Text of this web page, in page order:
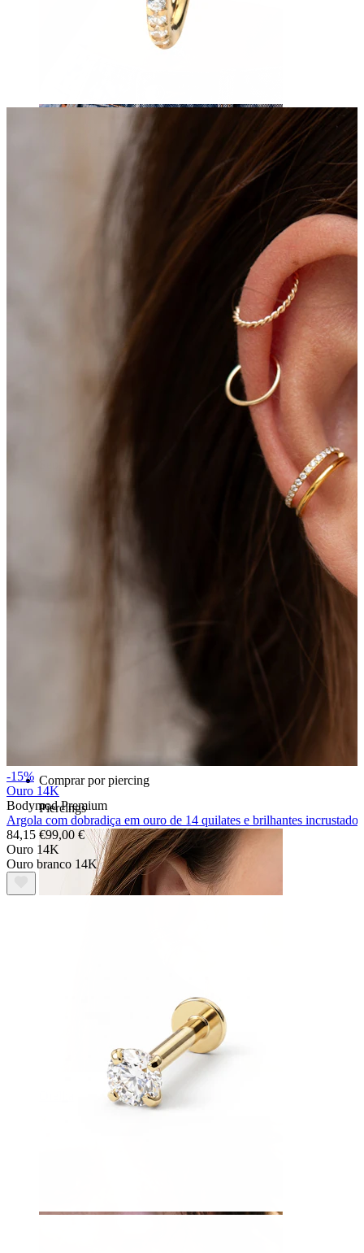
Comprar por piercing
Piercings
-15%
Ouro 14K
Bodymod Premium
Argola com dobradiça em ouro de 14 quilates e brilhantes incrustados
84,15 €99,00 €
Ouro 14K
Ouro branco 14K